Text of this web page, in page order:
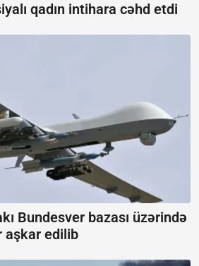
qadın intihara cəhd etdi
Bundesver bazası üzərində
aşkar edilib